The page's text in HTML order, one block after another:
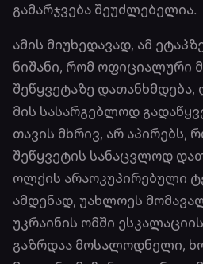
გამარჯვება შეუძლებელია.
ამის მიუხედავად, ამ
ნიშანი, რომ ოფიციალური
შეწყვეტაზე დათანხმდება,
მის სასარგებლოდ
თავის მხრივ, არ აპირებს,
შეწყვეტის სანაცვლოდ
ოლქის არაოკუპირებული
ამდენად, უახლოეს
უკრაინის ომში
გაზრდაა მოსალოდნელი,